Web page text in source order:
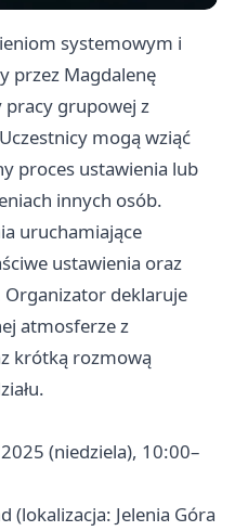
systemowym i
przez Magdalenę
pracy grupowej z
mogą wziąć
proces ustawienia lub
innych osób.
uruchamiające
ustawienia oraz
deklaruje
atmosferze z
krótką rozmową
(niedziela), 10:00–
(lokalizacja: Jelenia Góra